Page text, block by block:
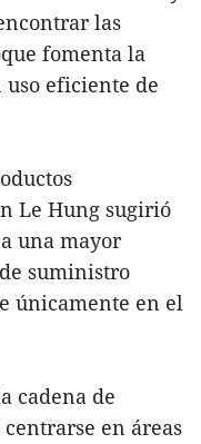
las
fomenta la
eficiente de
Le Hung sugirió
una mayor
suministro
únicamente en el
cadena de
en áreas